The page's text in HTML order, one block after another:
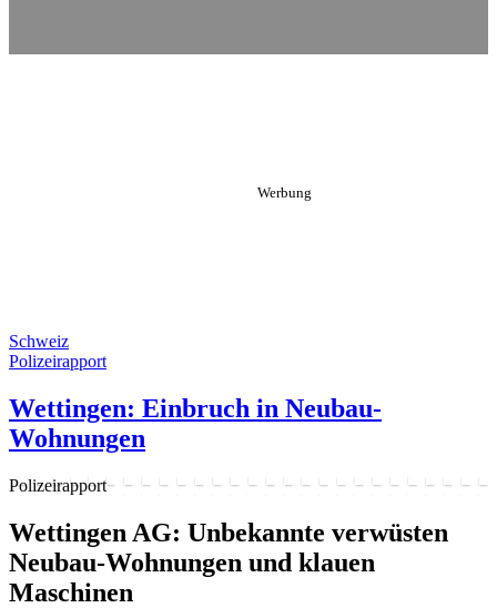
Schweiz
Polizeirapport
Wettingen: Einbruch in Neubau-
Wohnungen
Polizeirapport
Wettingen AG: Unbekannte verwüsten
Neubau-Wohnungen und klauen
Maschinen